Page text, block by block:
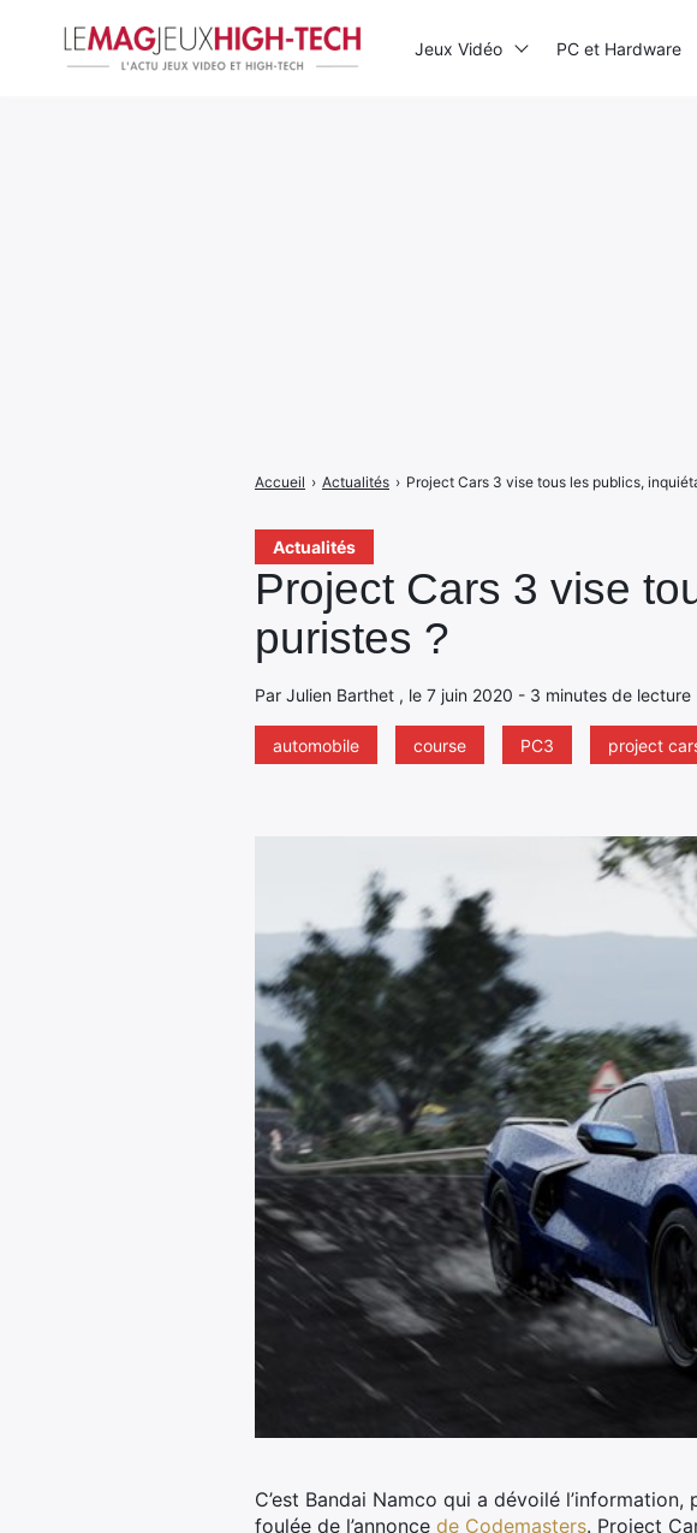
Actualités
Project Cars 3 vise
puristes ?
Par Julien Barthet , le 7 juin 2020 - 3 minutes de lecture
automobile course PC3 project
Accueil › Actualités › Project Cars 3 vise tous les publics,
C’est Bandai Namco qui a dévoilé
foulée de l’annonce de Codemasters. Project
Jeux Vidéo PC et Hardware